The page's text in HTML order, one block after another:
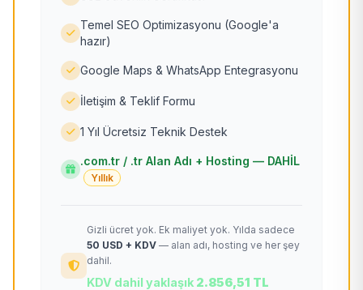
Temel SEO Optimizasyonu (Google'a
hazır)
Google Maps & WhatsApp Entegrasyonu
İletişim & Teklif Formu
1 Yıl Ücretsiz Teknik Destek
.com.tr / .tr Alan Adı + Hosting — DAHİL
Yıllık
Gizli ücret yok. Ek maliyet yok. Yılda sadece
50 USD + KDV — alan adı, hosting ve her şey
dahil.
KDV dahil yaklaşık 2.856,51 TL